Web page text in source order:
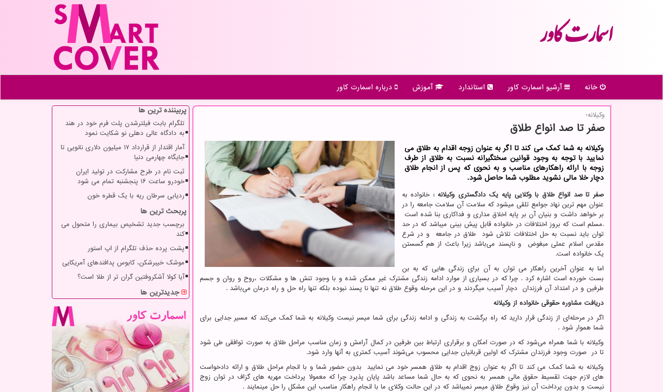
اسمارت كاور
خانه آرشیو اسمارت كاور استاندارد آموزش درباره اسمارت كاور
وکیلانه؛
صفر تا صد انواع طلاق
وکیلانه به شما کمک می کند تا اگر به عنوان زوجه اقدام به طلاق می
نمایید با توجه به وجود قوانین سختگیرانه نسبت به طلاق از طرف
زوجه با ارائه راهکارهای مناسب و به نحوی که پس از انجام طلاق
دچار خلا مالی نشوید مطلوب شما حاصل شود.
صفر تا صد انواع طلاق با وکلایی پایه یک دادگستری وکیلانه : خانواده به
عنوان مهم ترین نهاد جوامع تلقی میشود که سلامت آن سلامت جامعه را در
بر خواهد داشت و بنیان آن بر پایه اخلاق مداری و فداکاری بنا شده است
.مسلم است که بروز اختلافات در خانواده قابل پیش بینی میباشد که در حد
توان باید نسبت به حل اختلافات تلاش شود طلاق در جامعه و در شرع
مقدس اسلام عملی مبغوض و ناپسند می‌باشد زیرا باعث از هم گسستن
یک خانواده است.
اما به عنوان آخرین راهکار می توان به آن برای زندگی هایی که به بن
بست خورده است اشاره کرد . چرا که در بسیاری از موارد ادامه زندگی مشترک غیر ممکن شده و با وجود تنش ها و مشکلات ،روح و روان و جسم
طرفین و در امتداد آن فرزندان دچار آسیب میگردند و در این مرحله وقوع طلاق نه تنها نا پسند نبوده بلکه تنها راه حل و راه درمان می‌باشد .
دریافت مشاوره حقوقی خانواده از وکیلانه
اگر در مرحله‌ای از زندگی قرار دارید که راه برگشت به زندگی و ادامه زندگی برای شما میسر نیست وکیلانه به شما کمک می‌کند که مسیر جدایی برای
شما هموار شود .
وکیلانه با شما همراه می‌شود که در صورت امکان و برقراری ارتباط بین طرفین در کمال آرامش و زمان مناسب مراحل طلاق به صورت توافقی طی شود
تا در صورت وجود فرزندان مشترک که اولین قربانیان جدایی محسوب می‌شوند آسیب کمتری به آنها وارد شود.
وکیلانه به شما کمک می کند تا اگر به عنوان زوج اقدام به طلاق همسر خود می نمایید بدون حضور شما و با انجام مراحل طلاق و ارائه دادخواست
های لازم جهت تقسیط حقوق مالی همسر به نحوی که به حال شما مساعد باشد پایان پذیرد چرا که معمولا پرداخت مهریه های گزاف در توان زوج
نیست و بدون پرداخت آن نیز وقوع طلاق میسر نمیباشد که در این حالت وکلای ما با انجام راهکار مناسب این مشکل را حل مینمایند .
پربیننده ترین ها
تلگرام بابت فیلترشدن پلت فرم خود در هند
به دادگاه عالی دهلی نو شکایت نمود
آمار اقتدار از قرارداد ۱۷ میلیون دلاری نانویی تا
جایگاه چهارمی دنیا
ثبت نام در طرح مشارکت در تولید ایران
خودرو ساعت ۱۶ پنجشنبه تمام می شود
ردیابی سرطان ریه با یک قطره خون
پربحث ترین ها
برچسب جدید تشخیص بیماری را متحول می
کند
پشت پرده حذف تلگرام از اپ استور
موشک خیبرشکن، کابوس پدافندهای آمریکایی
آیا کولا آشکروفتین گران تر از طلا است؟
جدیدترین ها